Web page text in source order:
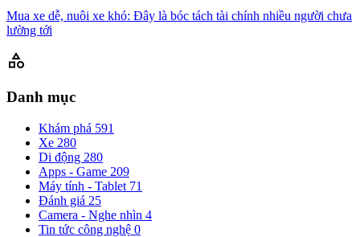
Mua xe dễ, nuôi xe khó: Đây là bóc tách tài chính nhiều người chưa
lường tới
category
Danh mục
Khám phá 591
Xe 280
Di động 280
Apps - Game 209
Máy tính - Tablet 71
Đánh giá 25
Camera - Nghe nhìn 4
Tin tức công nghệ 0